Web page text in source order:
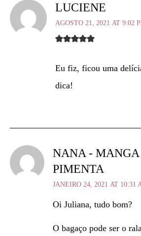
LUCIENE
AGOSTO 21, 2021 AT 9:02
Eu fiz, ficou uma
dica!
NANA -
PIMENTA
JANEIRO 24, 2021 AT 10:31
Oi Juliana, tudo bom?
O bagaço pode ser o